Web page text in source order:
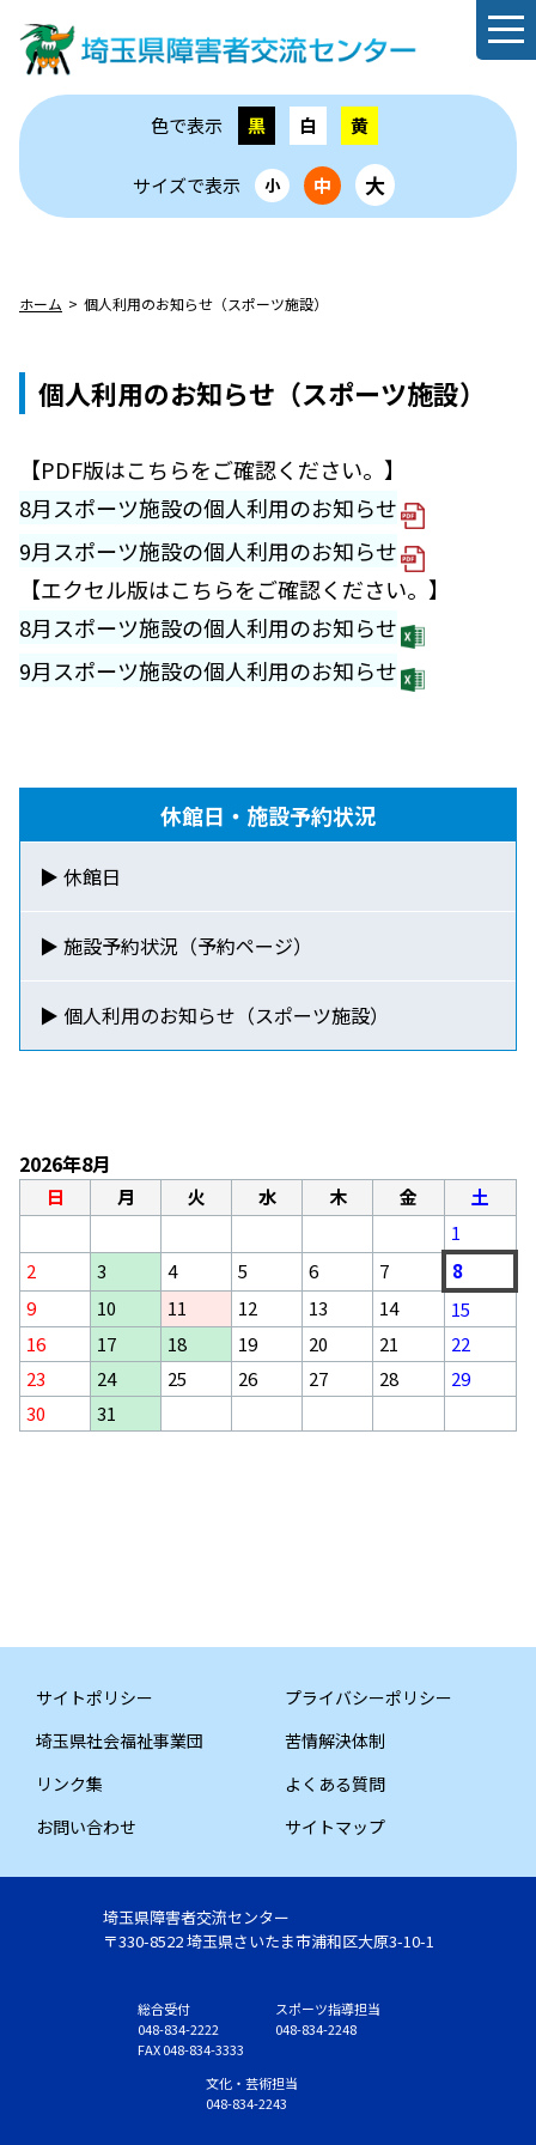
色で表示 黒 白 黄
サイズで表示 小 中 大
ホーム 個人利用のお知らせ（スポーツ施設）
個⼈利⽤のお知らせ（スポーツ施設）
【PDF版はこちらをご確認ください。】
8月スポーツ施設の個人利用のお知らせ
9月スポーツ施設の個人利用のお知らせ
【エクセル版はこちらをご確認ください。】
8月スポーツ施設の個人利用のお知らせ
9月スポーツ施設の個人利用のお知らせ
休館日・施設予約状況
▶ 休館日
▶ 施設予約状況（予約ページ）
▶ 個人利用のお知らせ （スポーツ施設）
2026年8月
日 月 火 水 木 金
土
1
2
3 4 5 6 7
8
9
10 11 12 13 14
15
16
17 18 19 20 21
22
23
24 25 26 27 28
29
30
31
サイトポリシー
プライバシーポリシー
埼玉県社会福祉事業団
苦情解決体制
リンク集
よくある質問
お問い合わせ
サイトマップ
埼玉県障害者交流センター
〒330-8522 埼玉県さいたま市浦和区大原3-10-1
総合受付
048-834-2222
FAX 048-834-3333
スポーツ指導担当
048-834-2248
文化・芸術担当
048-834-2243